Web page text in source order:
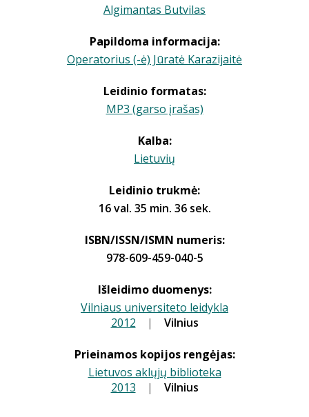
Algimantas Butvilas
Papildoma informacija:
Operatorius (-ė) Jūratė Karazijaitė
Leidinio formatas:
MP3 (garso įrašas)
Kalba:
Lietuvių
Leidinio trukmė:
16 val. 35 min. 36 sek.
ISBN/ISSN/ISMN numeris:
978-609-459-040-5
Išleidimo duomenys:
Vilniaus universiteto leidykla
2012 | Vilnius
Prieinamos kopijos rengėjas:
Lietuvos aklųjų biblioteka
2013 | Vilnius